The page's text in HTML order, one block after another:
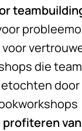
die